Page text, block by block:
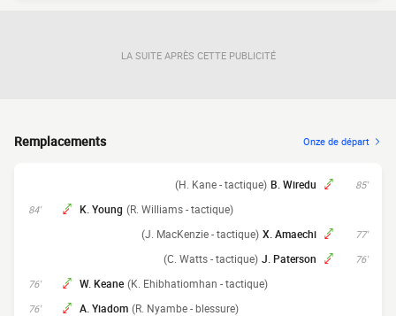
LA SUITE APRÈS CETTE PUBLICITÉ
Remplacements Onze de départ
85'
B. Wiredu
(H. Kane - tactique)
84' K. Young (R. Williams - tactique)
77'
X. Amaechi
(J. MacKenzie - tactique)
76'
J. Paterson
(C. Watts - tactique)
76' W. Keane (K. Ehibhatiomhan - tactique)
76' A. Yiadom (R. Nyambe - blessure)